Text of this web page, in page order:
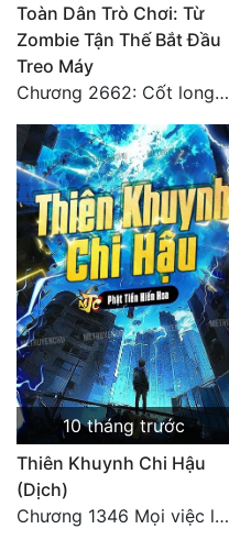
Toàn Dân Trò Chơi: Từ
Zombie Tận Thế Bắt Đầu
Treo Máy
Chương 2662: Cốt long tiểu đội
10 tháng trước
Thiên Khuynh Chi Hậu
(Dịch)
Chương 1346 Mọi việc lấy tất - Đại Kết Cục (2)